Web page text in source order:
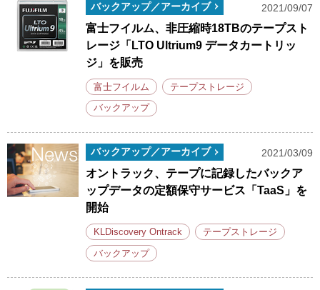
バックアップ／アーカイブ 2021/09/07
富士フイルム、非圧縮時18TBのテープスト
レージ「LTO Ultrium9 データカートリッ
ジ」を販売
富士フイルム テープストレージ
バックアップ
バックアップ／アーカイブ 2021/03/09
オントラック、テープに記録したバックア
ップデータの定額保守サービス「TaaS」を
開始
KLDiscovery Ontrack テープストレージ
バックアップ